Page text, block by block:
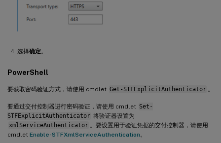
选择确定。
PowerShell
要获取密码验证方式，请使用 cmdlet Get-STFExplicitAuthenticator 。
要通过交付控制器进行密码验证，请使用 cmdlet Set-
STFExplicitAuthenticator 将验证器设置为
xmlServiceAuthenticator 。要设置用于验证凭据的交付控制器，请使用
cmdlet Enable-STFXmlServiceAuthentication。